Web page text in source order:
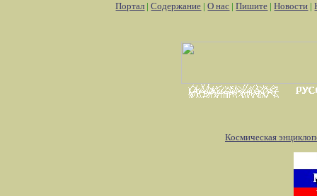
Портал |Содержание |О нас |Пишите |Новости |
Космическая